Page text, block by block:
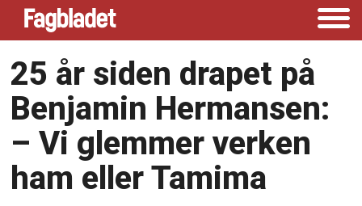
25 år siden drapet på
Benjamin Hermansen:
– Vi glemmer verken
ham eller Tamima